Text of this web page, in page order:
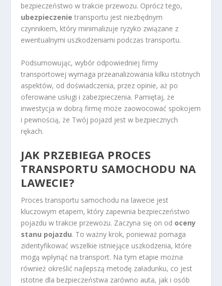
bezpieczeństwo w trakcie przewozu. Oprócz tego,
ubezpieczenie transportu jest niezbędnym
czynnikiem, który minimalizuje ryzyko związane z
ewentualnymi uszkodzeniami podczas transportu.
Podsumowując, wybór odpowiedniej firmy
transportowej wymaga przeanalizowania kilku istotnych
aspektów, od doświadczenia, przez opinie, aż po
oferowane usługi i zabezpieczenia. Pamiętaj, że
inwestycja w dobrą firmę może zaowocować spokojem
i pewnością, że Twój pojazd jest w bezpiecznych
rękach.
JAK PRZEBIEGA PROCES
TRANSPORTU SAMOCHODU NA
LAWECIE?
Proces transportu samochodu na lawecie jest
kluczowym etapem, który zapewnia bezpieczeństwo
pojazdu w trakcie przewozu. Zaczyna się on od oceny
stanu pojazdu. To ważny krok, ponieważ pomaga
zidentyfikować wszelkie istniejące uszkodzenia, które
mogą wpłynąć na transport. Na tym etapie można
również określić najlepszą metodę załadunku, co jest
istotne dla bezpieczeństwa zarówno auta, jak i osób